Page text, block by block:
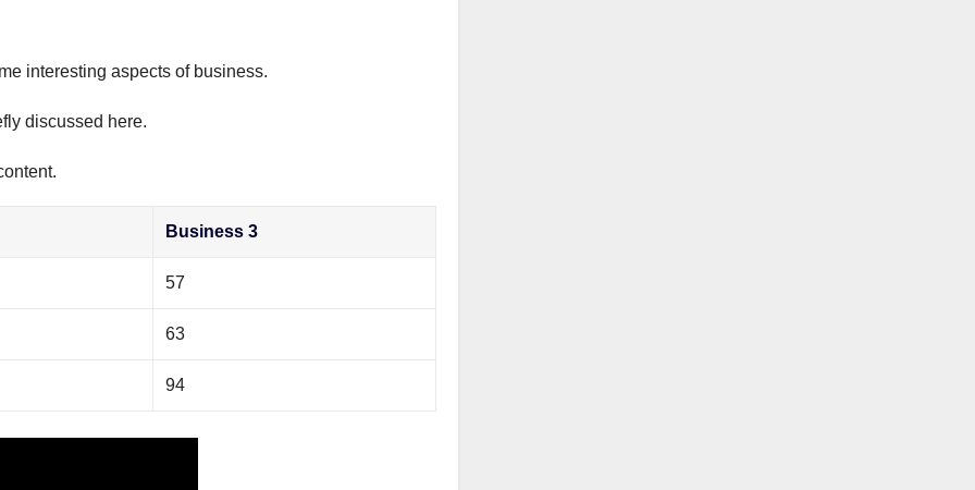
interesting aspects of business.
discussed here.
Business 3
57
63
94